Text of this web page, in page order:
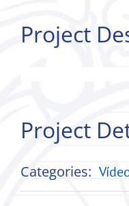
Project
Project
Categories: